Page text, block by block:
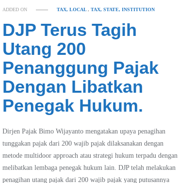
ADDED ON TAX, LOCAL, TAX, STATE, INSTITUTION
DJP Terus Tagih
Utang 200
Penanggung Pajak
Dengan Libatkan
Penegak Hukum.
Dirjen Pajak Bimo Wijayanto mengatakan upaya penagihan
tunggakan pajak dari 200 wajib pajak dilaksanakan dengan
metode multidoor approach atau strategi hukum terpadu dengan
melibatkan lembaga penegak hukum lain. DJP telah melakukan
penagihan utang pajak dari 200 wajib pajak yang putusannya